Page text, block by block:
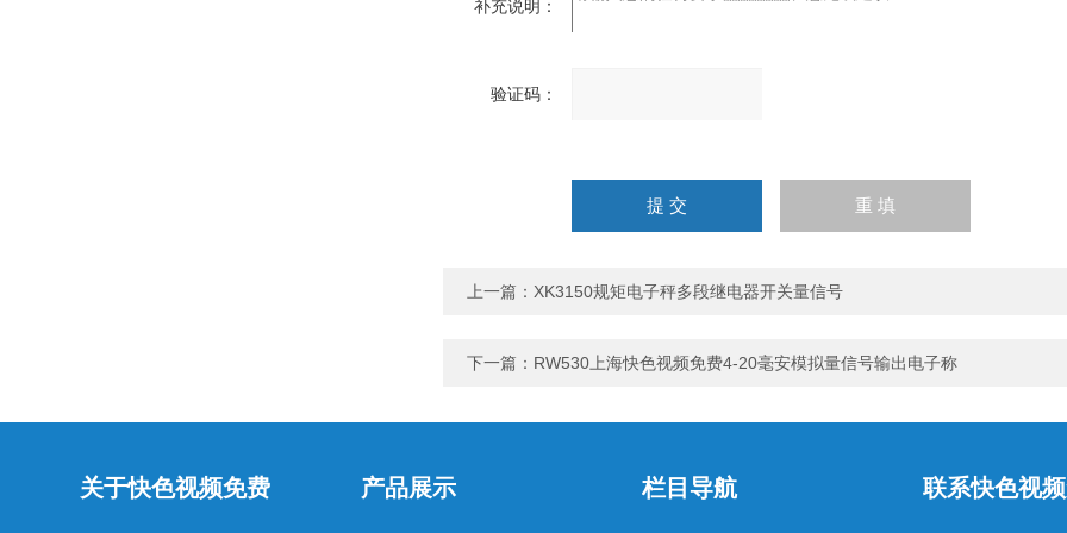
补充说明：
验证码：
入
计算结果（填写阿拉伯数
字），如：三加四=7
上一篇： XK3150规矩电子秤多段继电器开关量信号
下一篇： RW530上海快色视频免费4-20毫安模拟量信号输出电子称
关于快色视频免费 产品展示 栏目导航 联系快色视